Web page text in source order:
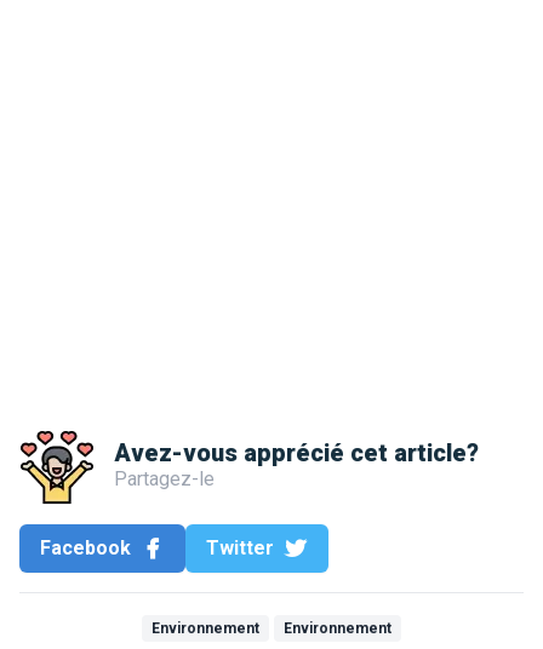
Avez-vous apprécié cet article?
Partagez-le
Facebook Twitter
Environnement Environnement